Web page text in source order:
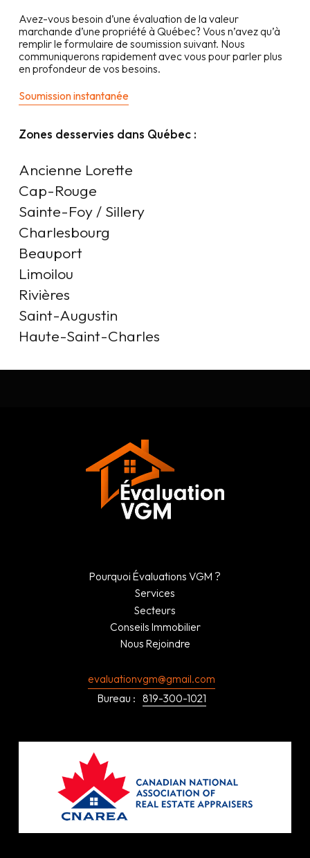
Avez-vous besoin d’une évaluation de la valeur
marchande d’une propriété à Québec? Vous n’avez qu’à
remplir le formulaire de soumission suivant. Nous
communiquerons rapidement avec vous pour parler plus
en profondeur de vos besoins.
Soumission instantanée
Zones desservies dans Québec:
Ancienne Lorette
Cap-Rouge
Sainte-Foy / Sillery
Charlesbourg
Beauport
Limoilou
Rivières
Saint-Augustin
Haute-Saint-Charles
Pourquoi Évaluations VGM ?
Services
Secteurs
Conseils Immobilier
Nous Rejoindre
evaluationvgm@gmail.com
Bureau : 819-300-1021